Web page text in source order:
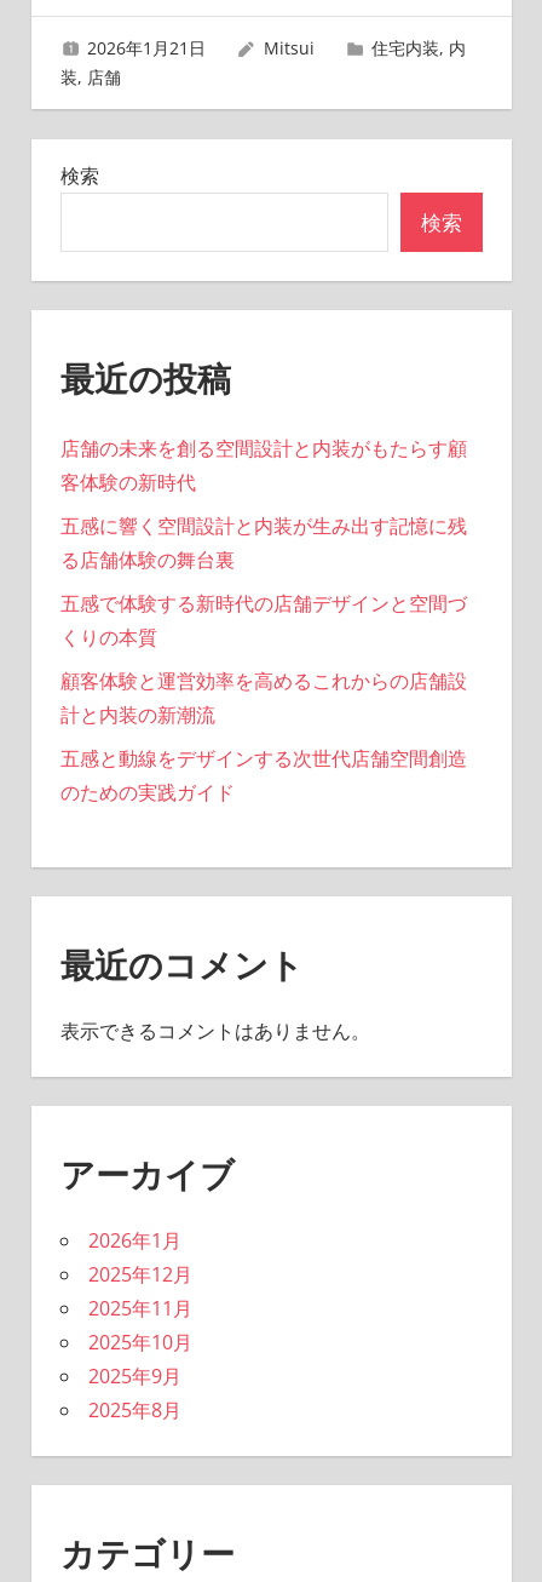
ゲ
ー
シ
ョ
2026年1月21日 Mitsui 住宅内装, 内
装, 店舗
検索
検索
最近の投稿
店舗の未来を創る空間設計と内装がもたらす顧
客体験の新時代
五感に響く空間設計と内装が生み出す記憶に残
る店舗体験の舞台裏
五感で体験する新時代の店舗デザインと空間づ
くりの本質
顧客体験と運営効率を高めるこれからの店舗設
計と内装の新潮流
五感と動線をデザインする次世代店舗空間創造
のための実践ガイド
最近のコメント
表示できるコメントはありません。
アーカイブ
2026年1月
2025年12月
2025年11月
2025年10月
2025年9月
2025年8月
カテゴリー